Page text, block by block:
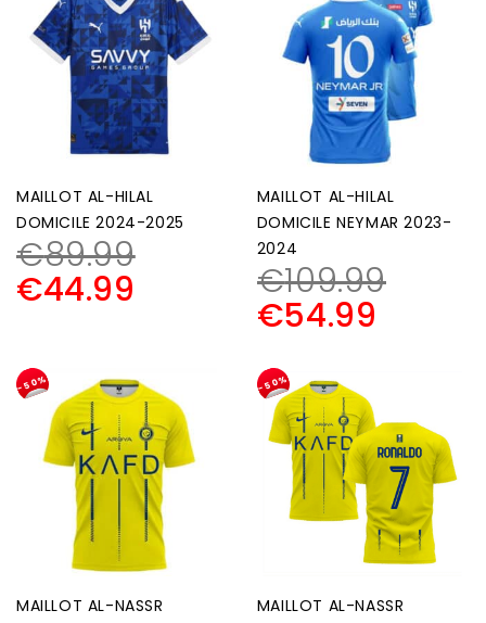
MAILLOT AL-HILAL
DOMICILE 2024-2025
€89.99
€44.99
MAILLOT AL-HILAL
DOMICILE NEYMAR 2023-
2024
€109.99
€54.99
-50%
MAILLOT AL-NASSR
-50%
MAILLOT AL-NASSR